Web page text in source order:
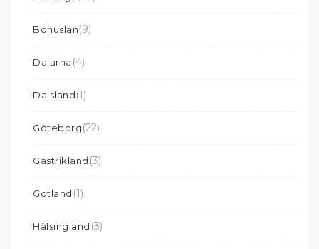
Bohuslän(9)
Dalarna (4)
Dalsland(1)
Göteborg(22)
Gästrikland (3)
Gotland (1)
Hälsingland (3)